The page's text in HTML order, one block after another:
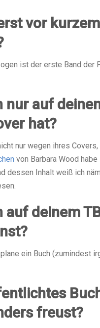
vor
ist der erste Band der
nur auf
hat?
nur wegen ihres
von Barbara Wood
dessen Inhalt weiß ich
auf deinem
ein Buch (zumindest
freust?